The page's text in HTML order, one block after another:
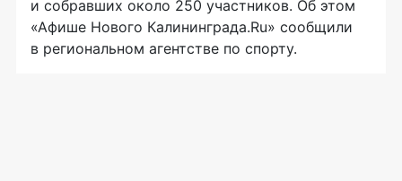
и собравших около 250 участников. Об этом
«Афише Нового Калининграда.Ru» сообщили
в региональном агентстве по спорту.